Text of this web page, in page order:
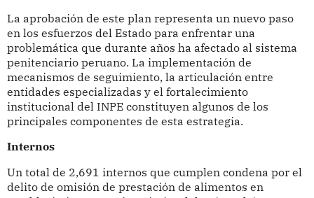
La aprobación de este plan representa un nuevo paso
en los esfuerzos del Estado para enfrentar una
problemática que durante años ha afectado al sistema
penitenciario peruano. La implementación de
mecanismos de seguimiento, la articulación entre
entidades especializadas y el fortalecimiento
institucional del INPE constituyen algunos de los
principales componentes de esta estrategia.
Internos
Un total de 2,691 internos que cumplen condena por el
delito de omisión de prestación de alimentos en